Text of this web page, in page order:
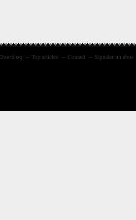
Top articles Contact Signaler un abus